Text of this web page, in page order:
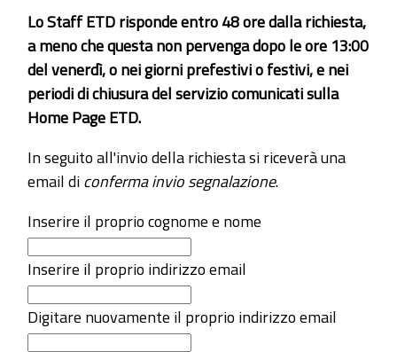
Lo Staff ETD risponde entro 48 ore dalla richiesta,
a meno che questa non pervenga dopo le ore 13:00
del venerdì, o nei giorni prefestivi o festivi, e nei
periodi di chiusura del servizio comunicati sulla
Home Page ETD.
In seguito all'invio della richiesta si riceverà una
email diconferma invio segnalazione.
Inserire il proprio cognome e nome
Inserire il proprio indirizzo email
Digitare nuovamente il proprio indirizzo email